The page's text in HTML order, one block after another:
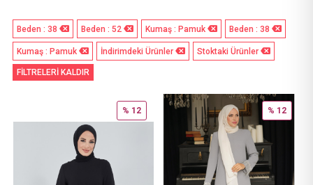
Beden : 38 Beden : 52 Kumaş : Pamuk Beden : 38
Kumaş : Pamuk İndirimdeki Ürünler Stoktaki Ürünler
FİLTRELERİ KALDIR
% 12 % 12